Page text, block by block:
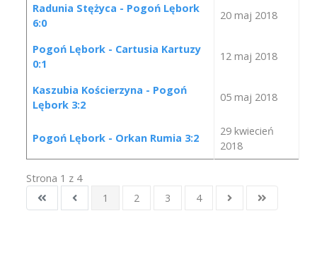
Radunia Stężyca - Pogoń Lębork
6:0
20 maj 2018
Pogoń Lębork - Cartusia Kartuzy
0:1
12 maj 2018
Kaszubia Kościerzyna - Pogoń
Lębork 3:2
05 maj 2018
Pogoń Lębork - Orkan Rumia 3:2
29 kwiecień
2018
Strona 1 z 4
1
2 3 4